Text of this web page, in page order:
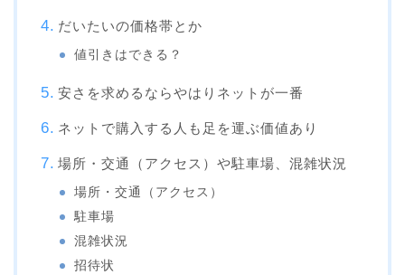
だいたいの価格帯とか
値引きはできる？
安さを求めるならやはりネットが一番
ネットで購入する人も足を運ぶ価値あり
場所・交通（アクセス）や駐車場、混雑状況
場所・交通（アクセス）
駐車場
混雑状況
招待状